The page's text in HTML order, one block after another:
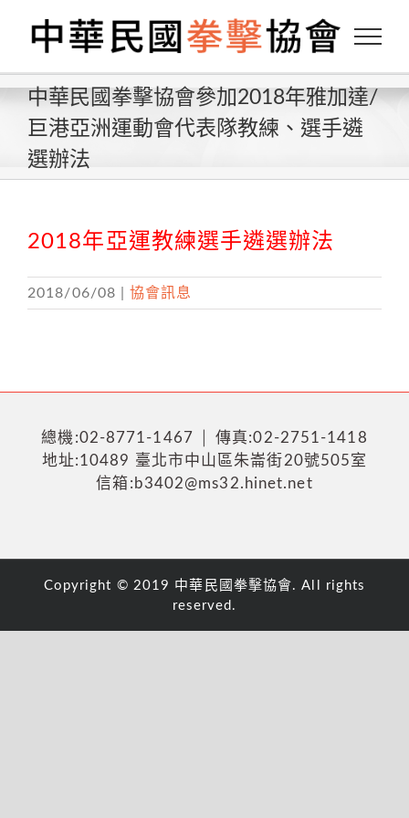
content
中華民國拳擊協會參加2018年雅加達/
巨港亞洲運動會代表隊教練、選手遴
選辦法
2018年亞運教練選手遴選辦法
2018/06/08 協會訊息
總機:02-8771-1467 │ 傳真:02-2751-1418
地址:10489 臺北市中山區朱崙街20號505室
信箱:b3402@ms32.hinet.net
Copyright © 2019 中華民國拳擊協會. All rights
reserved.